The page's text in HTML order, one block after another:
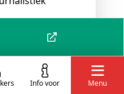
functies voor
info voor Menu